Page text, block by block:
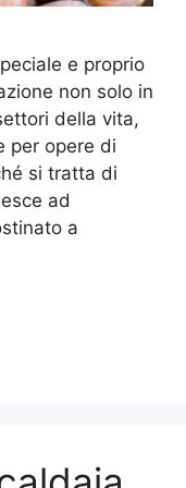
e proprio
non solo in
della vita,
per opere di
si tratta di
ad
a